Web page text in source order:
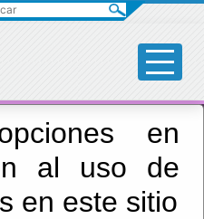
en
al uso de
en este sitio